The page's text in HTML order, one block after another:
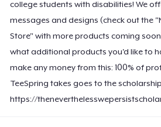
college students with disabilities! We
messages and designs (check out the
Store" with more products coming
what additional products you'd like to
make any money from this: 100% of
TeeSpring takes goes to the scholarship.
https://